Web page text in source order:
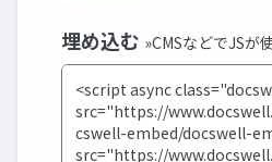
埋め込む »CMSなどでJSが